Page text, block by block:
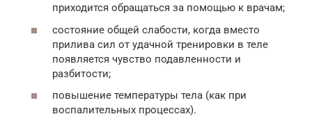
приходится обращаться за помощью к врачам;
состояние общей слабости, когда вместо
прилива сил от удачной тренировки в теле
появляется чувство подавленности и
разбитости;
повышение температуры тела (как при
воспалительных процессах).